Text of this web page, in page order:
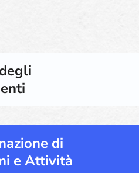
di
e Attività